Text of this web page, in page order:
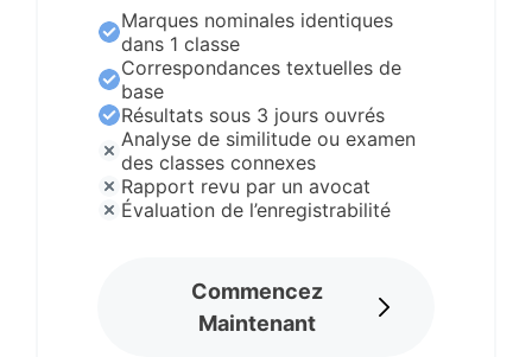
Commencez
Maintenant
Marques nominales identiques
dans 1 classe
Correspondances textuelles de
base
Résultats sous 3 jours ouvrés
Analyse de similitude ou examen
des classes connexes
Rapport revu par un avocat
Évaluation de l’enregistrabilité